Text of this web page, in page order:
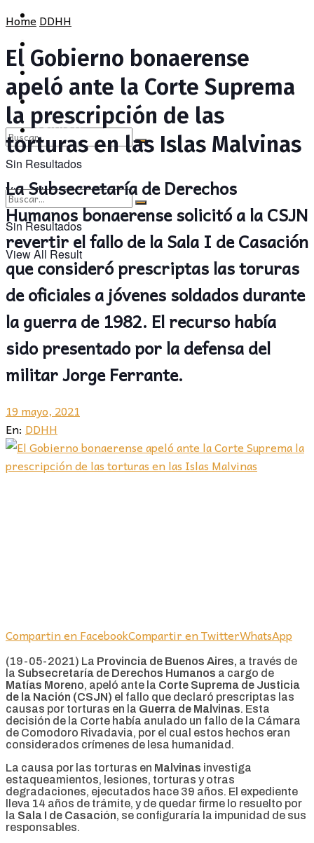
CULTURA
OPINIÓN
Sin Resultados
View All Result
PROVINCIA
POLÍTICA
SOCIEDAD
OPINIÓN
Sin Resultados
View All Result
HomeDDHH
El Gobierno bonaerense
apeló ante la Corte Suprema
la prescripción de las
torturas en las Islas Malvinas
La Subsecretaría de Derechos
Humanos bonaerense solicitó a la CSJN
revertir el fallo de la Sala I de Casación
que consideró prescriptas las toruras
de oficiales a jóvenes soldados durante
la guerra de 1982. El recurso había
sido presentado por la defensa del
militar Jorge Ferrante.
19 mayo, 2021
En: DDHH
Compartin en FacebookCompartir en TwitterWhatsApp
(19-05-2021) La Provincia de Buenos Aires, a través de
la Subsecretaría de Derechos Humanos a cargo de
Matías Moreno, apeló ante la Corte Suprema de Justicia
de la Nación (CSJN) el fallo que declaró prescriptas las
causas por torturas en la Guerra de Malvinas. Esta
decisión de la Corte había anulado un fallo de la Cámara
de Comodoro Rivadavia, por el cual estos hechos eran
considerados crímenes de lesa humanidad.
La causa por las torturas en Malvinas investiga
estaqueamientos, lesiones, torturas y otras
degradaciones, ejecutados hace 39 años. El expediente
lleva 14 años de trámite, y de quedar firme lo resuelto por
la Sala I de Casación, se configuraría la impunidad de sus
responsables.